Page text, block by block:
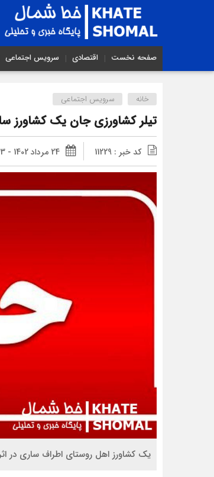
صفحه نخست اقتصادی سرویس اجتماعی
خانه سرویس اجتماعی
تيلر كشاورزی جان یک کشاورز
کد خبر : 11229 24 مرداد 1402 - 15:43
یک كشاورز اهل روستای اطراف ساری در